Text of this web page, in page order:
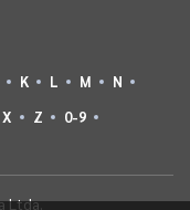
K L M
N
X Z 0-9
Ltda.